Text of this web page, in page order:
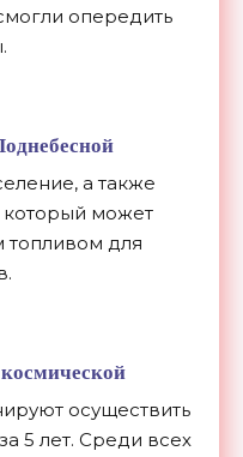
опередить
а также
который может
топливом для
осуществить
5 лет. Среди всех